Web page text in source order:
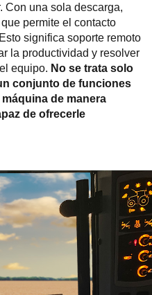
Con una sola descarga,
permite el contacto
significa soporte remoto
la productividad y resolver
equipo. No se trata solo
conjunto de funciones
de manera
de ofrecerle